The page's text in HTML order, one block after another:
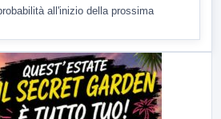
all'inizio della prossima